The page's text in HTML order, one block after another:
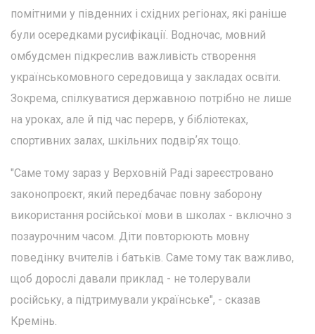
помітними у південних і східних регіонах, які раніше
були осередками русифікації. Водночас, мовний
омбудсмен підкреслив важливість створення
українськомовного середовища у закладах освіти.
Зокрема, спілкуватися державною потрібно не лише
на уроках, але й під час перерв, у бібліотеках,
спортивних залах, шкільних подвірʼях тощо.
"Саме тому зараз у Верховній Раді зареєстровано
законопроєкт, який передбачає повну заборону
використання російської мови в школах - включно з
позаурочним часом. Діти повторюють мовну
поведінку вчителів і батьків. Саме тому так важливо,
щоб дорослі давали приклад - не толерували
російську, а підтримували українське", - сказав
Кремінь.